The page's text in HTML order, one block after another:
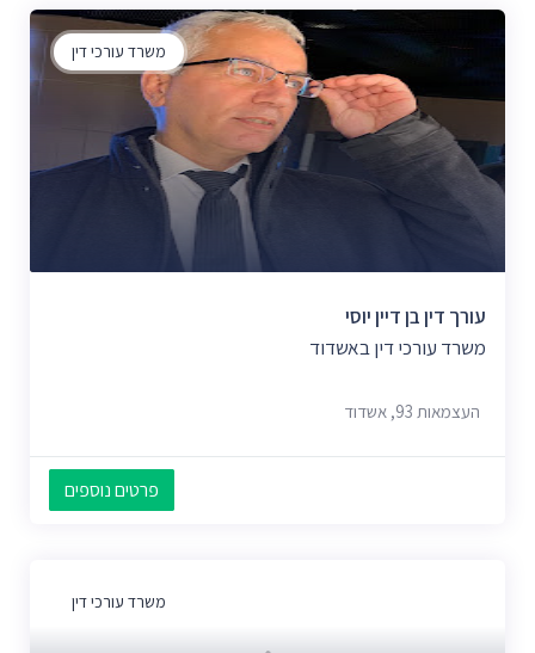
משרד עורכי דין
עורך דין בן דיין יוסי
משרד עורכי דין באשדוד
העצמאות 93, אשדוד
פרטים נוספים
משרד עורכי דין